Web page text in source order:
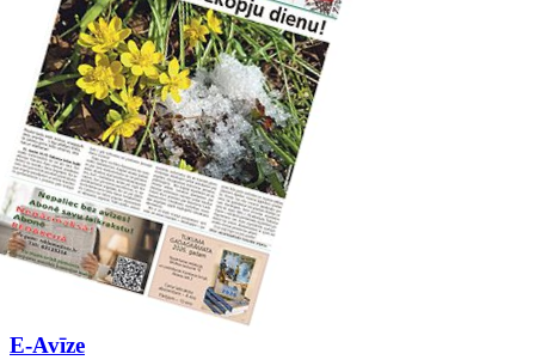
E-Avīze